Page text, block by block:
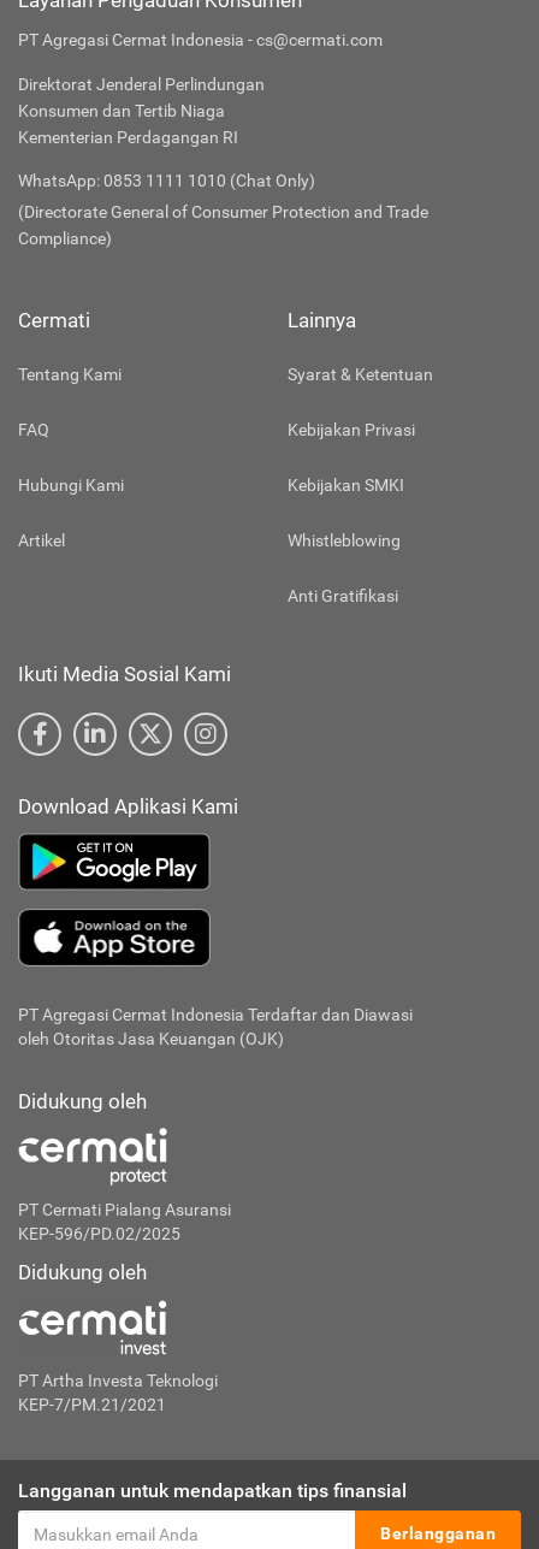
PT Agregasi Cermat Indonesia - cs@cermati.com
Direktorat Jenderal Perlindungan
Konsumen dan Tertib Niaga
Kementerian Perdagangan RI
WhatsApp: 0853 1111 1010 (Chat Only)
(Directorate General of Consumer Protection and Trade
Compliance)
Cermati
Tentang Kami
FAQ
Hubungi Kami
Artikel
Lainnya
Syarat & Ketentuan
Kebijakan Privasi
Kebijakan SMKI
Whistleblowing
Anti Gratifikasi
Ikuti Media Sosial Kami
Download Aplikasi Kami
PT Agregasi Cermat Indonesia Terdaftar dan Diawasi
oleh Otoritas Jasa Keuangan (OJK)
Didukung oleh
PT Cermati Pialang Asuransi
KEP-596/PD.02/2025
Didukung oleh
PT Artha Investa Teknologi
KEP-7/PM.21/2021
Langganan untuk mendapatkan tips finansial
Berlangganan